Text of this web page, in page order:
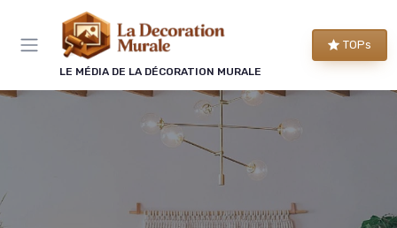
LE MÉDIA DE LA DÉCORATION MURALE
TOPs
Panneau de gestion des cookies